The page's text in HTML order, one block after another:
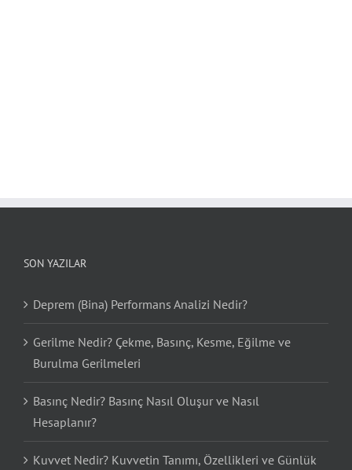
SON YAZILAR
Deprem (Bina) Performans Analizi Nedir?
Gerilme Nedir? Çekme, Basınç, Kesme, Eğilme ve
Burulma Gerilmeleri
Basınç Nedir? Basınç Nasıl Oluşur ve Nasıl
Hesaplanır?
Kuvvet Nedir? Kuvvetin Tanımı, Özellikleri ve Günlük